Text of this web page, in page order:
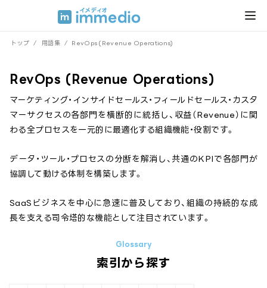
トップ / 用語集 / RevOps (Revenue Operations)
RevOps (Revenue Operations)
マーケティング・インサイドセールス・フィールドセールス・カスタ
マーサクセスの各部門を横断的に統括し、収益（Revenue）に関
わる全プロセスを一元的に最適化する組織機能・役割です。
データ・ツール・プロセスの分断を解消し、共通のKPIで各部門が
協調して動ける体制を構築します。
SaaSビジネスを中心に急速に普及しており、組織の持続的な成
長を支える司令塔的な機能として注目されています。
索引から探す